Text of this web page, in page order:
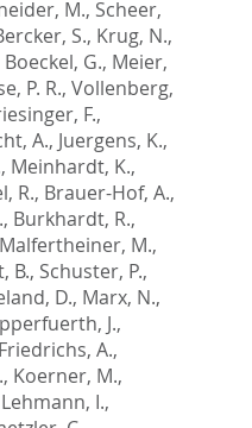
M., Scheer,
S., Krug, N.,
Boeckel, G., Meier,
P. R., Vollenberg,
F.,
A., Juergens, K.,
, Meinhardt, K.,
R., Brauer-Hof, A.,
, Burkhardt, R.,
Malfertheiner, M.,
B., Schuster, P.,
D., Marx, N.,
J.,
Friedrichs, A.,
, Koerner, M.,
Lehmann, I.,